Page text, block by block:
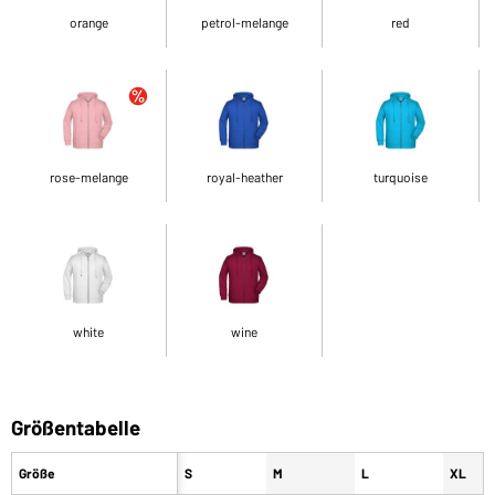
orange petrol-melange red
rose-melange royal-heather turquoise
white wine
Größentabelle
Größe S M L XL